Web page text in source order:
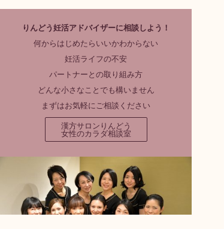
りんどう妊活アドバイザーに相談しよう！
何からはじめたらいいかわからない
妊活ライフの不安
パートナーとの取り組み方
どんな小さなことでも構いません
まずはお気軽にご相談ください
漢方サロンりんどう
女性のカラダ相談室